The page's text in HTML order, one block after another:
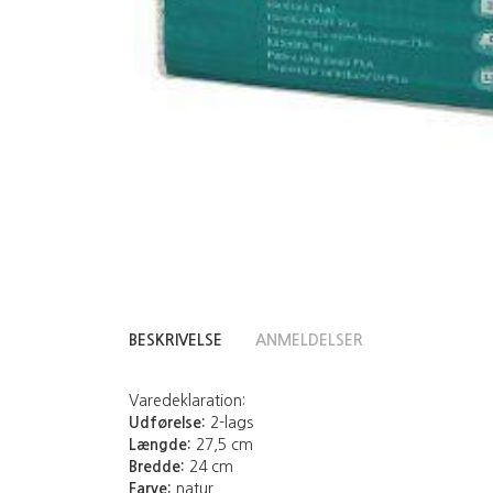
BESKRIVELSE ANMELDELSER
Varedeklaration:
Udførelse: 2-lags
Længde: 27,5 cm
Bredde: 24 cm
Farve: natur